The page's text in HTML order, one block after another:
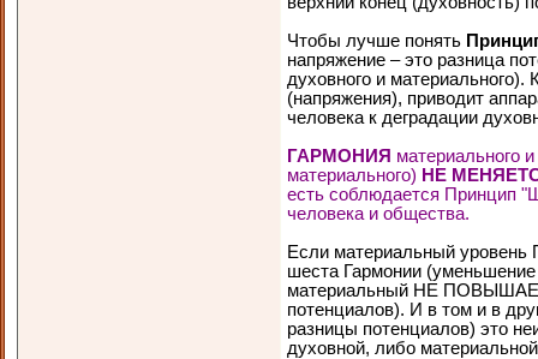
Чтобы лучше понять
напряжение – это разница
духовного и
(напряжения), приводит
человека к деградации
ГАРМОНИЯ материального
материального) НЕ
есть соблюдается Принцип
человека и общества.
Если материальный
шеста Гармонии
материальный НЕ
потенциалов). И в том и в
разницы потенциалов) это
духовной, либо